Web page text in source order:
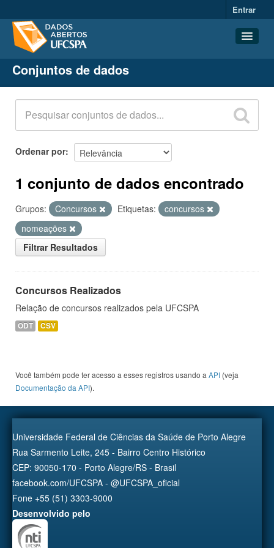
Entrar
Conjuntos de dados
Organizações
Grupos
Sobre
Conjuntos de dados
Ordenar por
1 conjunto de dados encontrado
Grupos: Concursos Etiquetas:
concursos
nomeações
Filtrar Resultados
Concursos Realizados
Relação de concursos realizados pela UFCSPA
ODT CSV
Você também pode ter acesso a esses registros usando a API (veja
Documentação da API).
Universidade Federal de Ciências da Saúde de Porto Alegre
Rua Sarmento Leite, 245 - Bairro Centro Histórico
CEP: 90050-170 - Porto Alegre/RS - Brasil
facebook.com/UFCSPA - @UFCSPA_oficial
Fone +55 (51) 3303-9000
Desenvolvido pelo